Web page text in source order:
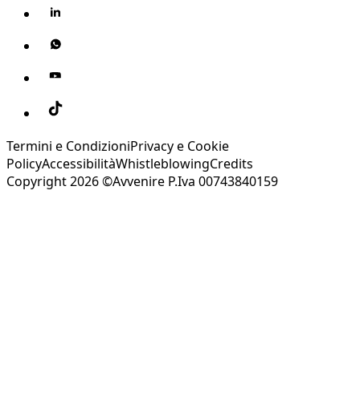
Termini e CondizioniPrivacy e Cookie
PolicyAccessibilitàWhistleblowingCredits
Copyright 2026 ©Avvenire P.Iva 00743840159